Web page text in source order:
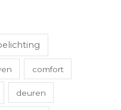
comfort
deuren